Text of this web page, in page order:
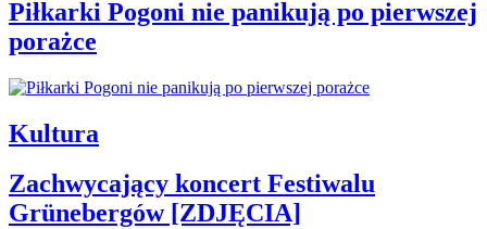
Piłkarki Pogoni nie panikują po pierwszej
porażce
Kultura
Zachwycający koncert Festiwalu
Grünebergów [ZDJĘCIA]